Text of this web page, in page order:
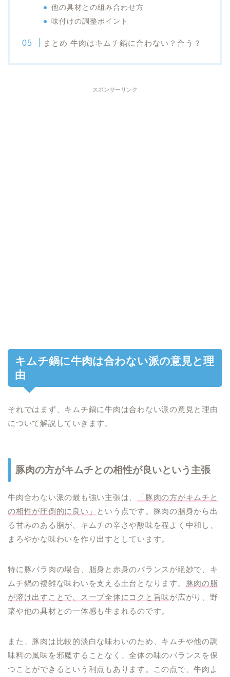
他の具材との組み合わせ方
味付けの調整ポイント
まとめ 牛肉はキムチ鍋に合わない？合う？
スポンサーリンク
キムチ鍋に牛肉は合わない派の意見と理
由
それではまず、キムチ鍋に牛肉は合わない派の意見と理由
について解説していきます。
豚肉の方がキムチとの相性が良いという主張
牛肉合わない派の最も強い主張は、
「豚肉の方がキムチと
の相性が圧倒的に良い」 という点です。豚肉の脂身から出
る甘みのある脂が、キムチの辛さや酸味を程よく中和し、
まろやかな味わいを作り出すとしています。
特に豚バラ肉の場合、脂身と赤身のバランスが絶妙で、キ
ムチ鍋の複雑な味わいを支える土台となります。 豚肉の脂
が溶け出すことで、スープ全体にコクと旨味が広がり、野
菜や他の具材との一体感も生まれるのです。
また、豚肉は比較的淡白な味わいのため、キムチや他の調
味料の風味を邪魔することなく、全体の味のバランスを保
つことができるという利点もあります。この点で、牛肉よ